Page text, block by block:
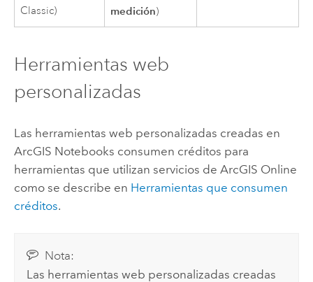
Classic)
medición)
Herramientas web
personalizadas
Las herramientas web personalizadas creadas en
ArcGIS Notebooks consumen créditos para
herramientas que utilizan servicios de ArcGIS Online
como se describe en Herramientas que consumen
créditos.
Nota:
Las herramientas web personalizadas creadas